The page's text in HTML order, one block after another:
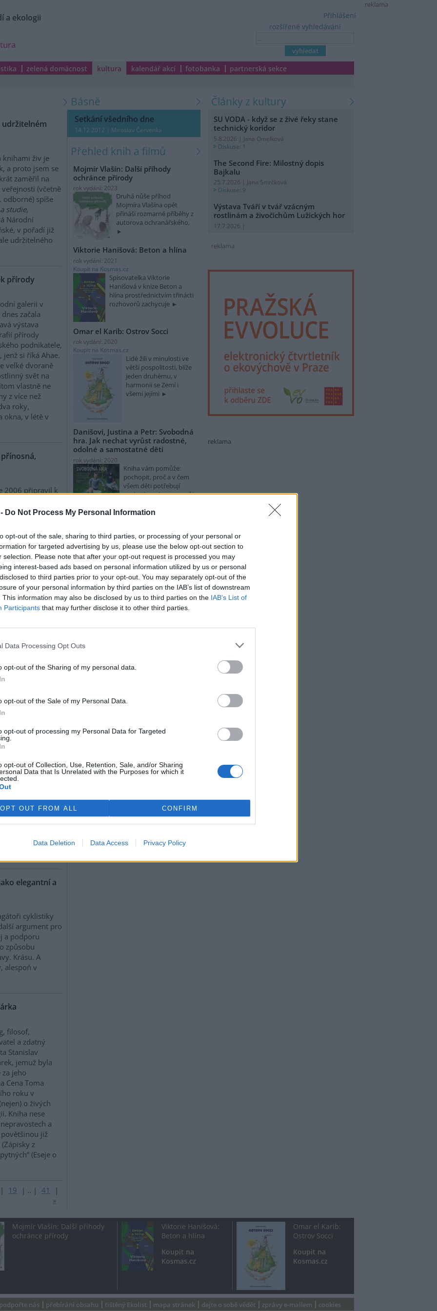
Do Not Process My Personal Information
opt-out of the sale, sharing to third parties, or processing of your personal or
for targeted advertising by us, please use the below opt-out section to
selection. Please note that after your opt-out request is processed you may
interest-based ads based on personal information utilized by us or personal
to third parties prior to your opt-out. You may separately opt-out of the
of your personal information by third parties on the IAB’s list of downstream
This information may also be disclosed by us to third parties on the IAB’s List of
Participants that may further disclose it to other third parties.
Data Processing Opt Outs
opt-out of the Sharing of my personal data.
opt-out of the Sale of my Personal Data.
opt-out of processing my Personal Data for Targeted
opt-out of Collection, Use, Retention, Sale, and/or Sharing
Data that Is Unrelated with the Purposes for which it
OPT OUT FROM ALL CONFIRM
Data Deletion Data Access Privacy Policy
reklama
a ekologii
rozšířené vyhledávání
Přihlášení
zelená domácnost kultura kalendář akcí fotobanka partnerská sekce
knihami živ je
a proto jsem se
zaměřil na
veřejnosti (včetně
odborné) spíše
studie,
Národní
v pořadí již
udržitelného
přírody
galerii v
dnes začala
výstava
přírody
podnikatele,
si říká Ahae.
velké dvoraně
svět na
vlastně ne
z více než
roky,
okna, v létě v
2006 připravil k
Pavel Klvač
názevČlověk a
navázal
ráz.
o
Úvahy o
s přírodou,
v loňském roce
pozoruhodně
podobné texty o
Cílka.
krizi
dubnu uplynulo
od
v
jaderné
Uhrančivou
fotograf
elegantní a
cyklistiky
argument pro
a podporu
způsobu
Krásu. A
alespoň v
filosof,
a zdatný
Stanislav
jemuž byla
za jeho
Cena Toma
roku v
o živých
Kniha nese
a
již
z
(Eseje o
| 19 | .. | 41
|
»
Básně
Setkání všedního dne
14.12.2012 | Miroslav Červenka
Přehled knih a filmů
Mojmír Vlašín: Další příhody
ochránce přírody
rok vydání: 2023
Druhá nůše příhod
Mojmíra Vlašína opět
přináší rozmarné příběhy z
autorova ochranářského,
Viktorie Hanišová: Beton a hlína
rok vydání: 2021
Koupit na Kosmas.cz
Spisovatelka Viktorie
Hanišová v knize Beton a
hlína prostřednictvím třinácti
rozhovorů zachycuje
Omar el Karib: Ostrov Socci
rok vydání: 2020
Koupit na Kosmas.cz
Lidé žili v minulosti ve
větší pospolitosti, blíže
jeden druhému, v
harmonii se Zemí i
všemi jejími
Danišovi, Justina a Petr: Svobodná
hra. Jak nechat vyrůst radostné,
odolné a samostatné děti
rok vydání: 2020
Kniha vám pomůže:
pochopit, proč a v čem
všem děti potřebují
svobodnou hru pro svůj
rok vydání: 2020
Solfánci jsou malá
stvoření, jejichž domovem
je celý vesmír a jejichž
úkolem je strážit jeho
Palán, Aleš; Šibík, Jan: Raději
zešílet v divočině: Setkání s
případně na horských
Blahušová, Anita: Zahrada žije –
Koupit na Kosmas.cz
si společně
články z kultury
SU VODA - když se z živé řeky stane
technický koridor
5.8.2026 | Jana Omelková
Diskuse: 1
The Second Fire: Milostný dopis
Bajkalu
25.7.2026 | Jana Smrčková
Diskuse: 9
Výstava Tváří v tvář vzácným
rostlinám a živočichům Lužických hor
17.7.2026 |
reklama
reklama
Mojmír Vlašín: Další příhody
ochránce přírody
Viktorie Hanišová:
Beton a hlína
Koupit na
Kosmas.cz
Omar el Karib:
Ostrov Socci
Koupit na
Kosmas.cz
podpořte nás přebírání obsahu tištěný Ekolist mapa stránek dejte o sobě vědět zprávy e-mailem cookies